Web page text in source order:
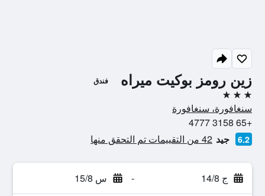
زين رومز بوكيت ميراه فندق
3 نجوم
سنغافورة، سنغافورة
+65 3158 4777
6.2 جيد 42 من التقييمات تم التحقق منها
ج 14/8 - س 15/8